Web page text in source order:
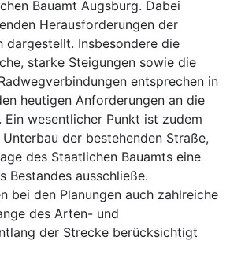
Bauamt Augsburg. Dabei
Herausforderungen der
dargestellt. Insbesondere die
starke Steigungen sowie die
entsprechen in
heutigen Anforderungen an die
Ein wesentlicher Punkt ist zudem
der bestehenden Straße,
des Staatlichen Bauamts eine
Bestandes ausschließe.
bei den Planungen auch zahlreiche
des Arten- und
der Strecke berücksichtigt